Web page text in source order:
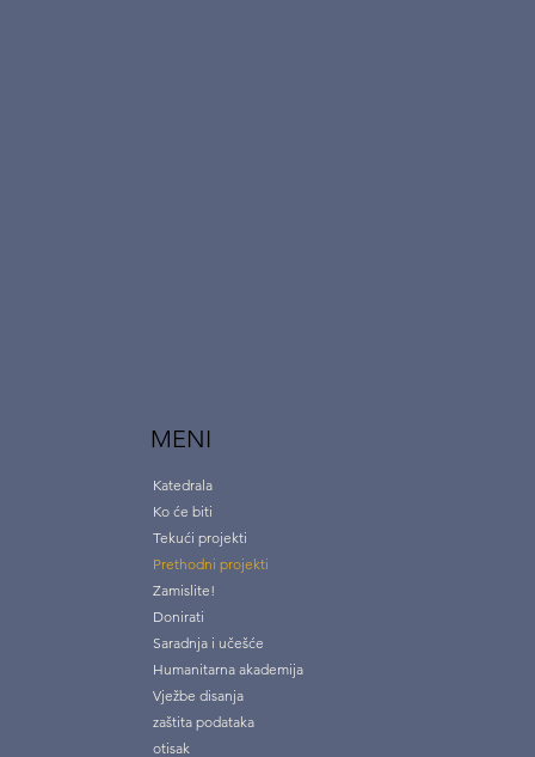
Katedrala
Ko će biti
Tekući projekti
Prethodni projekti
Zamislite!
Donirati
Saradnja i učešće
Humanitarna akademija
Vježbe disanja
zaštita podataka
otisak
MENI